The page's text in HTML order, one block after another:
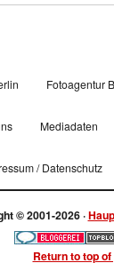
Fotoagentur
Mediadaten
/ Datenschutz
© 2001-2026 ·
Return to top of